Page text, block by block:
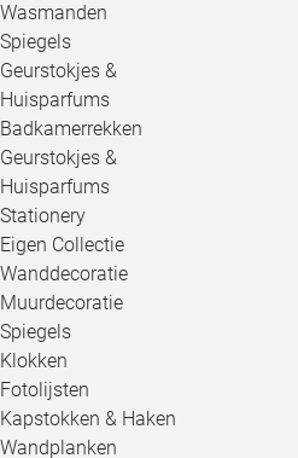
Wasmanden
Spiegels
Geurstokjes &
Huisparfums
Badkamerrekken
Geurstokjes &
Huisparfums
Stationery
Eigen Collectie
Wanddecoratie
Muurdecoratie
Spiegels
Klokken
Fotolijsten
Kapstokken & Haken
Wandplanken